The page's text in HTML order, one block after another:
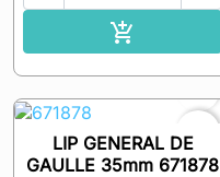

favorite_border
LIP GENERAL DE
GAULLE 35mm 671878